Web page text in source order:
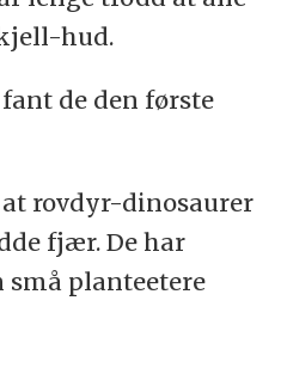
hud.
de den første
rovdyr-dinosaurer
fjær. De har
planteetere